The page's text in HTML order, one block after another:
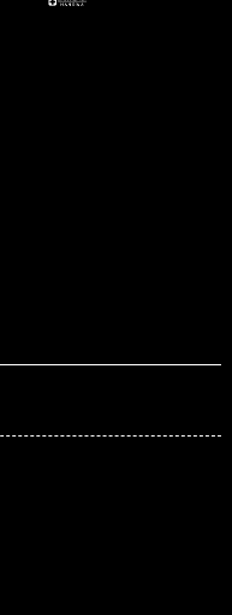
上海市黄浦区南京东路299号宏伊国际广场写字楼8层806室万国售后服务中心（需提前预约）